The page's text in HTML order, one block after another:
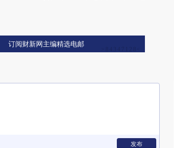
订阅财新网主编精选电邮
发布